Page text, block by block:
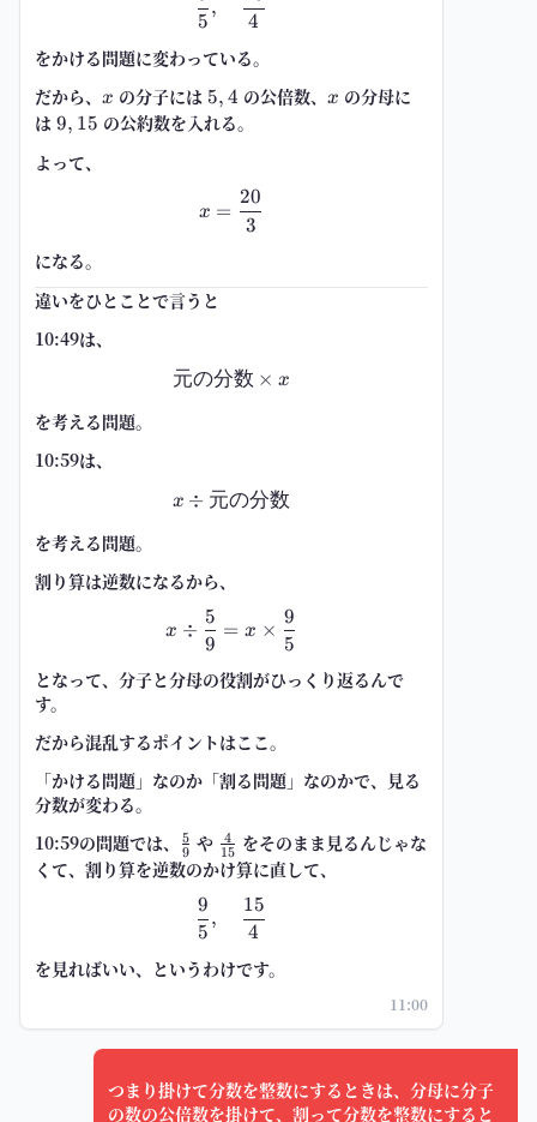
5
,
4
をかける問題に変わっている。
だから、 x
x の分子には 5,4
5, 4 の公倍数、 x
x の分母に
は 9,15
9, 15 の公約数を入れる。
よって、
x=\frac{20}{3}
x =
3
20
になる。
違いをひとことで言うと
10:49は、
\text{元の分数}\times x
元の分数 × x
を考える問題。
10:59は、
x\div\text{元の分数}
x ÷ 元の分数
を考える問題。
割り算は逆数になるから、
x ÷
9
5
= x ×
5
9
となって、 分子と分母の役割がひっくり返るんで
す。
だから混乱するポイントはここ。
「かける問題」なのか「割る問題」なのかで、見る
分数が変わる。
10:59の問題では、 \frac{5}
{9}
9
5 や \frac{4}
{15}
15
4
をそのまま見るんじゃな
くて、割り算を逆数のかけ算に直して、
\frac{9}{5},\quad \frac{15}{4}
5
9
,
4
15
を見ればいい、というわけです。
11:00
つまり掛けて分数を整数にするときは、分母に分子
の数の公倍数を掛けて、割って分数を整数にすると